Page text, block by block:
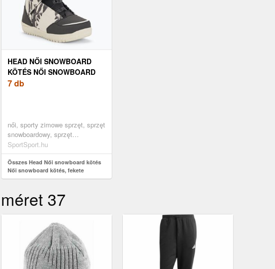
HEAD NŐI SNOWBOARD
KÖTÉS NŐI SNOWBOARD
KÖTÉS, FEKETE
7 db
női, sporty zimowe sprzęt, sprzęt
snowboardowy, sprzęt
snowboardowy buty, fekete
SportSport.hu
Összes Head Női snowboard kötés
Női snowboard kötés, fekete
37